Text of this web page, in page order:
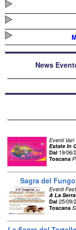
News
Eventi Vari
Estate In
Dal 19/06/
Toscana
Sagra del
Eventi
A La
Dal 25/09/
Toscana